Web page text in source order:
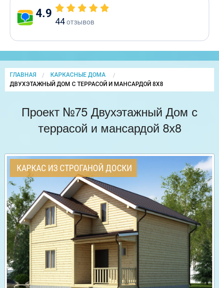
4.9
44отзывов
ГЛАВНАЯ
КАРКАСНЫЕ ДОМА
CURRENT:
ДВУХЭТАЖНЫЙ ДОМ С ТЕРРАСОЙ И МАНСАРДОЙ 8Х8
Проект №75 Двухэтажный Дом с
террасой и мансардой 8х8
КАРКАС ИЗ СТРОГАНОЙ ДОСКИ